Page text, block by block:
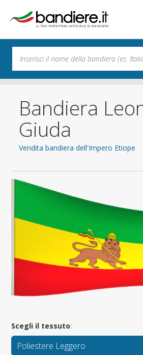
Bandiera
Giuda
Vendita bandiera dell'Impero Etiope
Scegli il tessuto:
Poliestere Leggero